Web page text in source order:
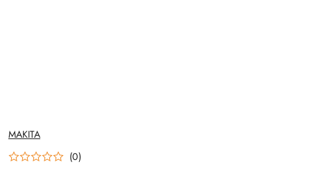
NAZWA
PRODUCENTA:
MAKITA
(0)